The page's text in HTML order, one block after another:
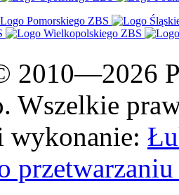
2010—2026
Wszelkie
wykonanie: